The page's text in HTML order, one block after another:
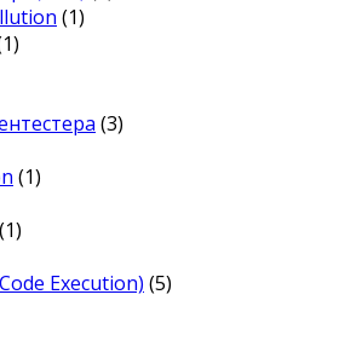
(1)
(3)
(1)
(1)
Execution) (5)